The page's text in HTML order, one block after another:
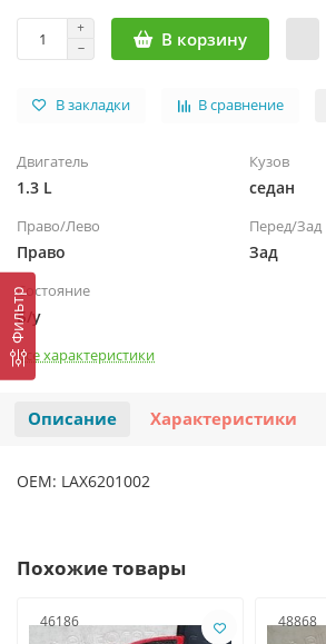
Фильтр
В корзину
В закладки В сравнение
Двигатель
1.3 L
Кузов
седан
Право/Лево
Право
Перед/Зад
Зад
Состояние
Б/у
Все характеристики
Описание Характеристики
OEM: LAX6201002
Похожие товары
46186 48868